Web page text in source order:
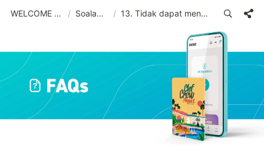
WELCOME (MSA)_old / Soalan Lazim / 13. Tidak dapat mengimbas Kod Nemo.